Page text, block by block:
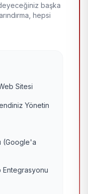
başka
hepsi
Sitesi
Yönetin
(Google'a
Entegrasyonu